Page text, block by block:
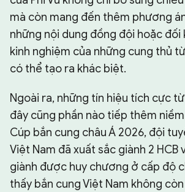
mà còn mang đến thêm phương
những nội dung đồng đội hoặc
kinh nghiệm của những cung thủ
có thể tạo ra khác biệt.
Ngoài ra, những tín hiệu tích cực
đây cũng phần nào tiếp thêm
Cúp bắn cung châu Á 2026, đội
Việt Nam đã xuất sắc giành 2 HCB
giành được huy chương ở cấp độ
thấy bắn cung Việt Nam không